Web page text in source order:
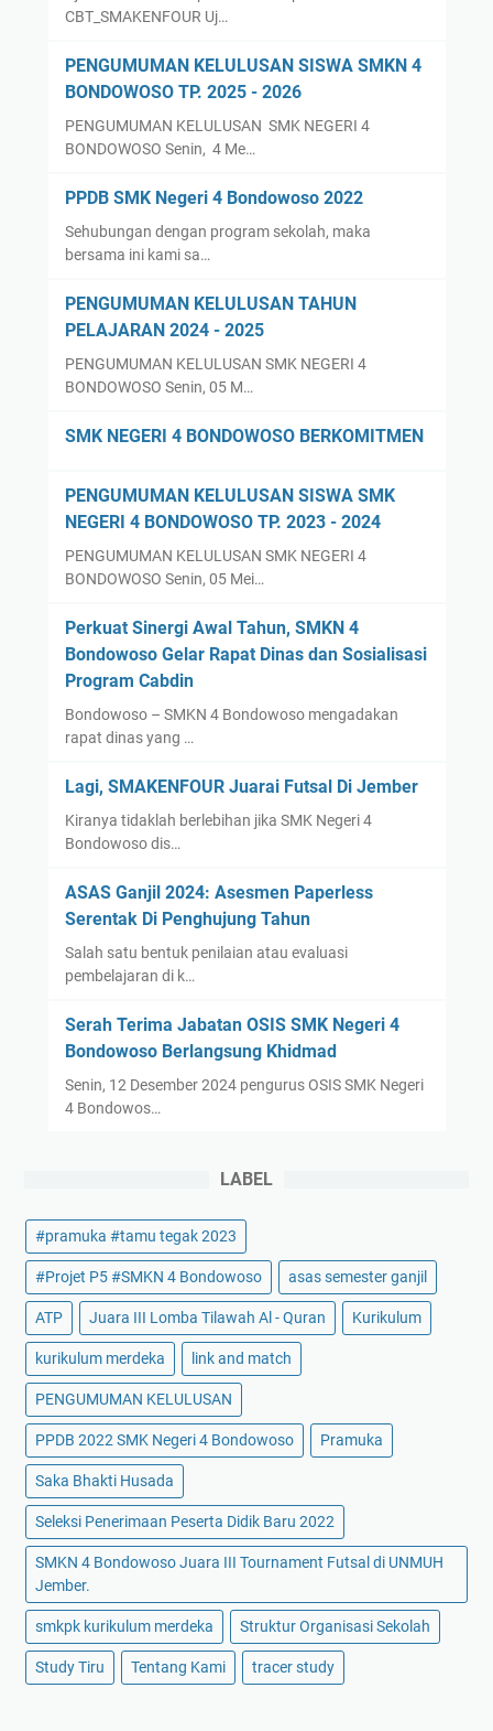
CBT_SMAKENFOUR Uj…
PENGUMUMAN KELULUSAN SISWA SMKN 4
BONDOWOSO TP. 2025 - 2026
PENGUMUMAN KELULUSAN SMK NEGERI 4
BONDOWOSO Senin, 4 Me…
PPDB SMK Negeri 4 Bondowoso 2022
Sehubungan dengan program sekolah, maka
bersama ini kami sa…
PENGUMUMAN KELULUSAN TAHUN
PELAJARAN 2024 - 2025
PENGUMUMAN KELULUSAN SMK NEGERI 4
BONDOWOSO Senin, 05 M…
SMK NEGERI 4 BONDOWOSO BERKOMITMEN
PENGUMUMAN KELULUSAN SISWA SMK
NEGERI 4 BONDOWOSO TP. 2023 - 2024
PENGUMUMAN KELULUSAN SMK NEGERI 4
BONDOWOSO Senin, 05 Mei…
Perkuat Sinergi Awal Tahun, SMKN 4
Bondowoso Gelar Rapat Dinas dan Sosialisasi
Program Cabdin
Bondowoso – SMKN 4 Bondowoso mengadakan
rapat dinas yang …
Lagi, SMAKENFOUR Juarai Futsal Di Jember
Kiranya tidaklah berlebihan jika SMK Negeri 4
Bondowoso dis…
ASAS Ganjil 2024: Asesmen Paperless
Serentak Di Penghujung Tahun
Salah satu bentuk penilaian atau evaluasi
pembelajaran di k…
Serah Terima Jabatan OSIS SMK Negeri 4
Bondowoso Berlangsung Khidmad
Senin, 12 Desember 2024 pengurus OSIS SMK Negeri
4 Bondowos…
LABEL
#pramuka #tamu tegak 2023
#Projet P5 #SMKN 4 Bondowoso asas semester ganjil
ATP Juara III Lomba Tilawah Al - Quran Kurikulum
kurikulum merdeka link and match
PENGUMUMAN KELULUSAN
PPDB 2022 SMK Negeri 4 Bondowoso Pramuka
Saka Bhakti Husada
Seleksi Penerimaan Peserta Didik Baru 2022
SMKN 4 Bondowoso Juara III Tournament Futsal di UNMUH
Jember.
smkpk kurikulum merdeka Struktur Organisasi Sekolah
Study Tiru Tentang Kami tracer study